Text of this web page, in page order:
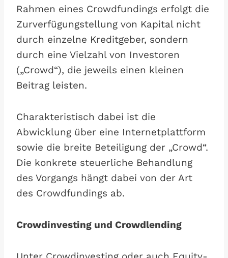
Rahmen eines Crowdfundings erfolgt die
Zurverfügungstellung von Kapital nicht
durch einzelne Kreditgeber, sondern
durch eine Vielzahl von Investoren
(„Crowd“), die jeweils einen kleinen
Beitrag leisten.
Charakteristisch dabei ist die
Abwicklung über eine Internetplattform
sowie die breite Beteiligung der „Crowd“.
Die konkrete steuerliche Behandlung
des Vorgangs hängt dabei von der Art
des Crowdfundings ab.
Crowdinvesting und Crowdlending